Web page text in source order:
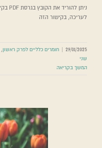
לעריכה, בקישור הזה
29/01/2025 חומרים כלליים לפרק ראשון,
שני
המשך בקריאה